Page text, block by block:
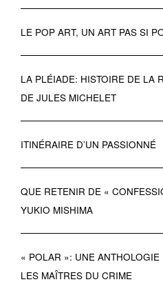
LE POP ART, UN ART PAS SI
LA PLÉIADE: HISTOIRE DE LA
DE JULES MICHELET
ITINÉRAIRE D’UN PASSIONNÉ
QUE RETENIR DE «
YUKIO MISHIMA
« POLAR »: UNE
LES MAÎTRES DU CRIME